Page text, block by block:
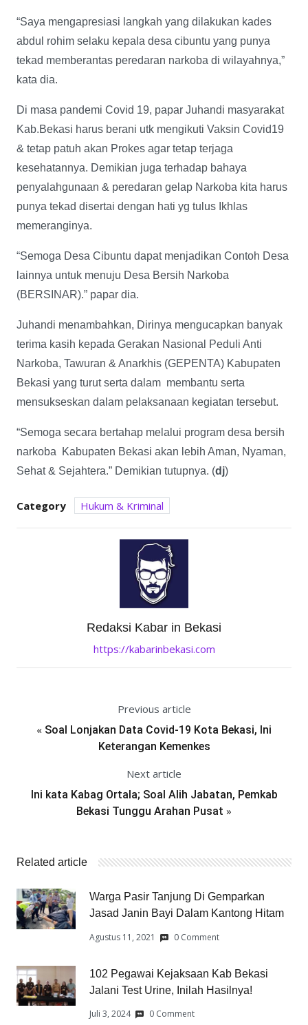
“Saya mengapresiasi langkah yang dilakukan kades
abdul rohim selaku kepala desa cibuntu yang punya
tekad memberantas peredaran narkoba di wilayahnya,”
kata dia.
Di masa pandemi Covid 19, papar Juhandi masyarakat
Kab.Bekasi harus berani utk mengikuti Vaksin Covid19
& tetap patuh akan Prokes agar tetap terjaga
kesehatannya. Demikian juga terhadap bahaya
penyalahgunaan & peredaran gelap Narkoba kita harus
punya tekad disertai dengan hati yg tulus Ikhlas
memeranginya.
“Semoga Desa Cibuntu dapat menjadikan Contoh Desa
lainnya untuk menuju Desa Bersih Narkoba
(BERSINAR).” papar dia.
Juhandi menambahkan, Dirinya mengucapkan banyak
terima kasih kepada Gerakan Nasional Peduli Anti
Narkoba, Tawuran & Anarkhis (GEPENTA) Kabupaten
Bekasi yang turut serta dalam membantu serta
mensukseskan dalam pelaksanaan kegiatan tersebut.
“Semoga secara bertahap melalui program desa bersih
narkoba Kabupaten Bekasi akan lebih Aman, Nyaman,
Sehat & Sejahtera.” Demikian tutupnya. (dj)
Category Hukum & Kriminal
Redaksi Kabar in Bekasi
https://kabarinbekasi.com
Previous article
« Soal Lonjakan Data Covid-19 Kota Bekasi, Ini
Keterangan Kemenkes
Next article
Ini kata Kabag Ortala; Soal Alih Jabatan, Pemkab
Bekasi Tunggu Arahan Pusat »
Related article
Warga Pasir Tanjung Di Gemparkan
Jasad Janin Bayi Dalam Kantong Hitam
Agustus 11, 2021 0 Comment
102 Pegawai Kejaksaan Kab Bekasi
Jalani Test Urine, Inilah Hasilnya!
Juli 3, 2024 0 Comment